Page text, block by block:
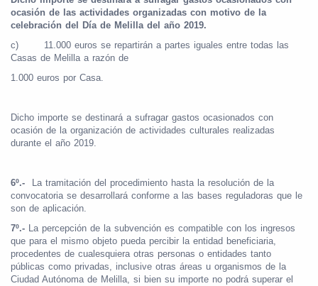
ocasión de las actividades organizadas con motivo de la
celebración del Día de Melilla del año 2019.
c)
11.000 euros se repartirán a partes iguales entre todas las
Casas de Melilla a razón de
1.000 euros por Casa.
Dicho importe se destinará a sufragar gastos ocasionados con
ocasión de la organización de actividades culturales realizadas
durante el año 2019.
6º.- La tramitación del procedimiento hasta la resolución de la
convocatoria se desarrollará conforme a las bases reguladoras que le
son de aplicación.
7º.- La percepción de la subvención es compatible con los ingresos
que para el mismo objeto pueda percibir la entidad beneficiaria,
procedentes de cualesquiera otras personas o entidades tanto
públicas como privadas, inclusive otras áreas u organismos de la
Ciudad Autónoma de Melilla, si bien su importe no podrá superar el